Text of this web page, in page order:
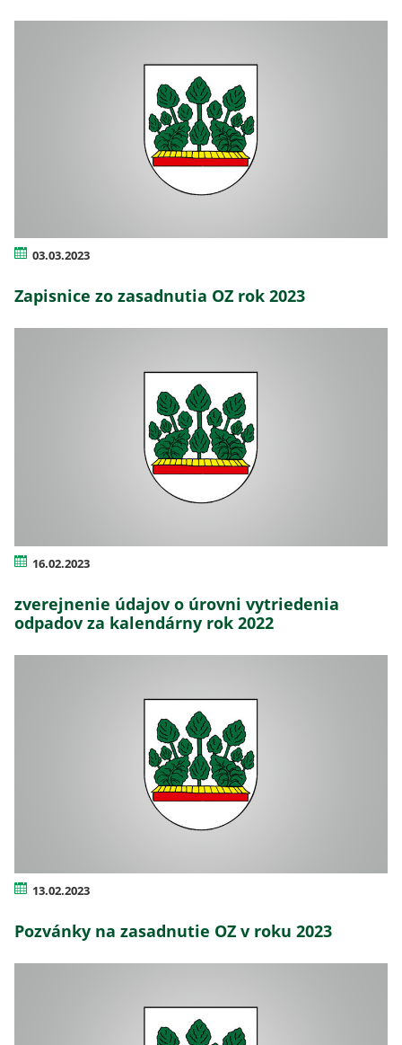
03.03.2023
Zapisnice zo zasadnutia OZ rok 2023
16.02.2023
zverejnenie údajov o úrovni vytriedenia
odpadov za kalendárny rok 2022
13.02.2023
Pozvánky na zasadnutie OZ v roku 2023